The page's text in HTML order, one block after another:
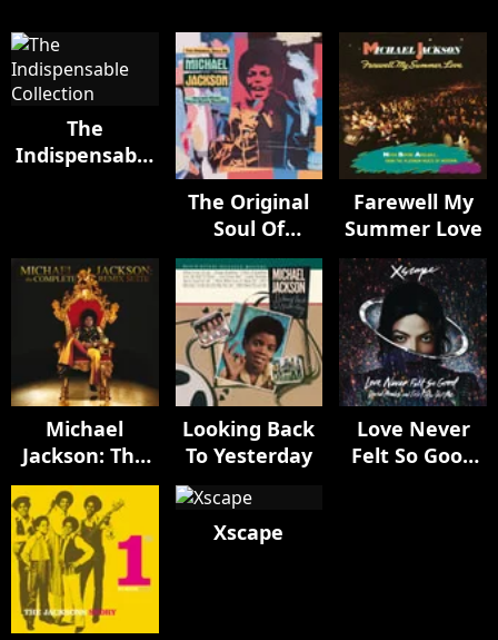
The
Indispensable
The Original
Soul Of
Michael
Jackson
Farewell My
Summer Love
Michael
Jackson: The
Complete
Remix Suite
Looking Back
To Yesterday
Love Never
Felt So Good
Xscape